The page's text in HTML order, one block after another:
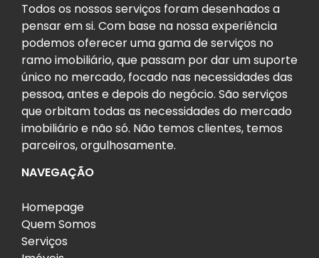
Todos os nossos serviços foram desenhados a
pensar em si. Com base na nossa experiência
podemos oferecer uma gama de serviços no
ramo imobiliário, que passam por dar um suporte
único no mercado, focado nas necessidades das
pessoa, antes e depois do negócio. São serviços
que orbitam todas as necessidades do mercado
imobiliário e não só. Não temos clientes, temos
parceiros, orgulhosamente.
NAVEGAÇÃO
Homepage
Quem Somos
Serviços